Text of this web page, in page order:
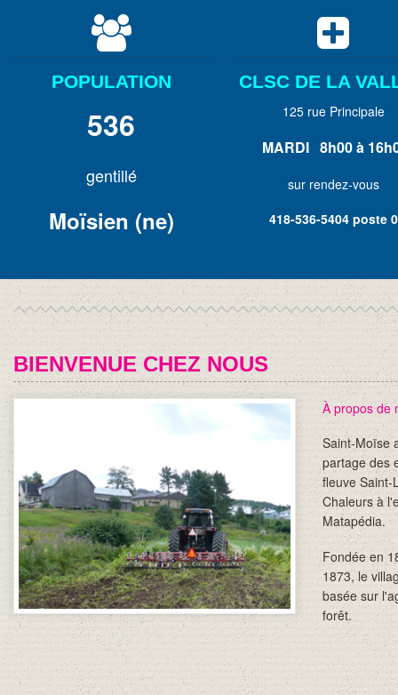

POPULATION
536
gentillé
Moïsien (ne)

CLSC DE LA
125 rue Principale
MARDI 8h00 à
sur rendez-vous
418-536-5404 poste 0
BIENVENUE CHEZ NOUS
À propos de
Saint-Moïse
partage des
fleuve Saint-
Chaleurs à
Matapédia.
Fondée en
1873, le
basée sur
forêt.